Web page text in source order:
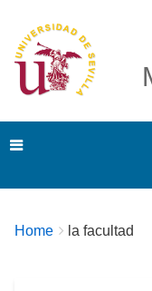
You
Home la facultad